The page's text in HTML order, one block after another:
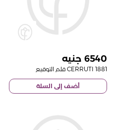
6540
CERRUTI 1881 قلم التوقيع
أضف إلى السلة